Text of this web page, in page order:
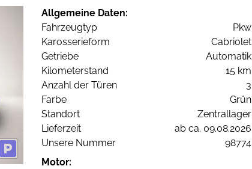
Allgemeine Daten:
Fahrzeugtyp
Pkw
Karosserieform
Cabriolet
Getriebe
Automatik
Kilometerstand
15 km
Anzahl der Türen
3
Farbe
Grün
Standort
Zentrallager
Lieferzeit
ab ca. 09.08.2026
Unsere Nummer
98774
Motor: